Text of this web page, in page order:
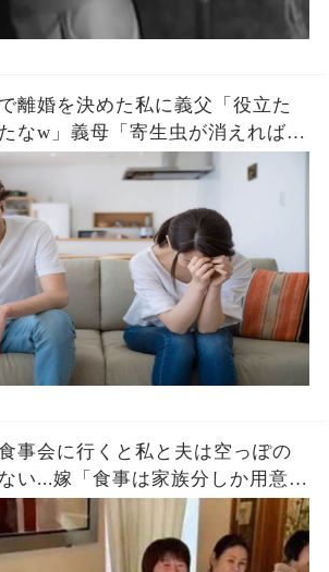
離婚を決めた私に義父「役立た
なw」義母「寄生虫が消えれば家
」直後、不動産屋に電話した私
即売却で」「え」
事会に行くと私と夫は空っぽの
い...嫁「食事は家族分しか用意し
夫（今後一切援助は止めよう）→
人扱いした結果w